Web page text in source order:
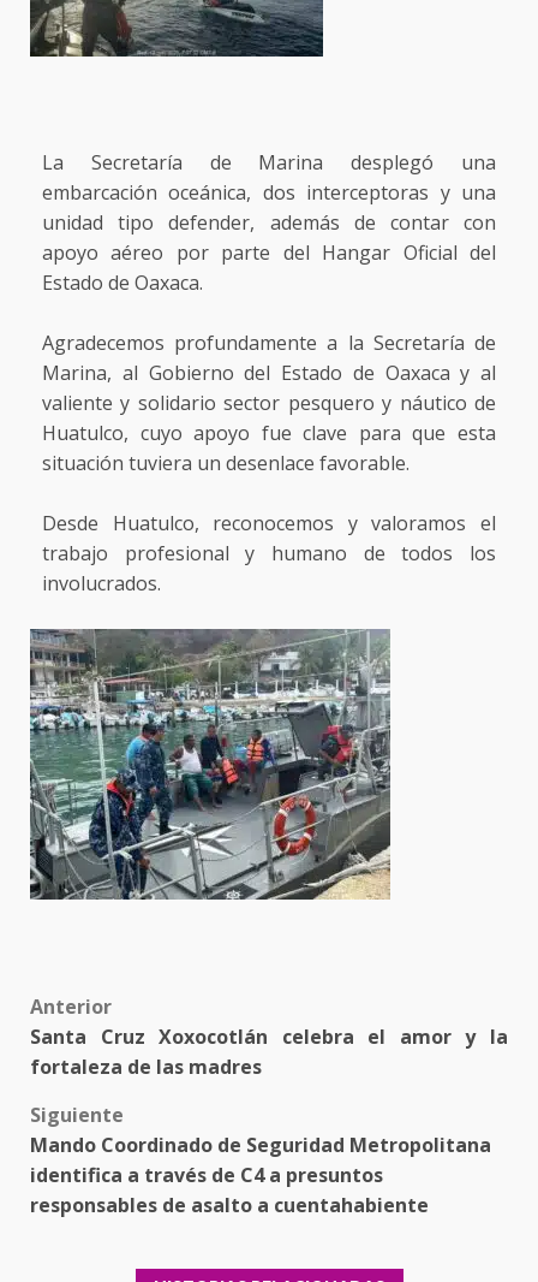
La Secretaría de Marina desplegó una
embarcación oceánica, dos interceptoras y una
unidad tipo defender, además de contar con
apoyo aéreo por parte del Hangar Oficial del
Estado de Oaxaca.
Agradecemos profundamente a la Secretaría de
Marina, al Gobierno del Estado de Oaxaca y al
valiente y solidario sector pesquero y náutico de
Huatulco, cuyo apoyo fue clave para que esta
situación tuviera un desenlace favorable.
Desde Huatulco, reconocemos y valoramos el
trabajo profesional y humano de todos los
involucrados.
Post
navigation
Anterior
Santa Cruz Xoxocotlán celebra el amor y la
fortaleza de las madres
Siguiente
Mando Coordinado de Seguridad Metropolitana
identifica a través de C4 a presuntos
responsables de asalto a cuentahabiente